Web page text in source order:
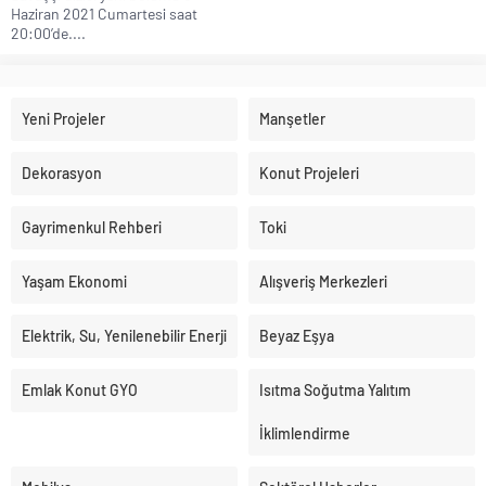
Haziran 2021 Cumartesi saat
20:00’de....
Yeni Projeler Manşetler
Dekorasyon Konut Projeleri
Gayrimenkul Rehberi Toki
Yaşam Ekonomi Alışveriş Merkezleri
Elektrik, Su, Yenilenebilir Enerji Beyaz Eşya
Emlak Konut GYO Isıtma Soğutma Yalıtım
İklimlendirme